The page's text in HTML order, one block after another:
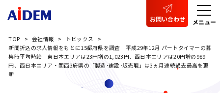
お問い合わせ メニュー
TOP 会社情報
トピックス
新聞折込の求人情報をもとに15都府県を調査 平成29年12月 パートタイマーの募
集時平均時給 東日本エリアは23円増の1,023円、西日本エリアは20円増の989
円、西日本エリア・関西3府県の「製造･建設･販売職」は3ヵ月連続過去最高を更
新